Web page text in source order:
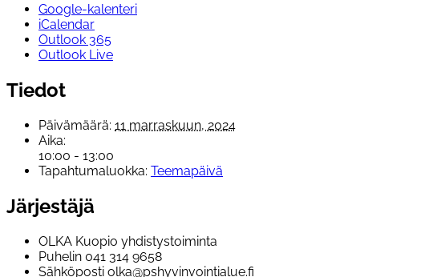
Google-kalenteri
iCalendar
Outlook 365
Outlook Live
Tiedot
Päivämäärä: 11 marraskuun, 2024
Aika:
10:00 - 13:00
Tapahtumaluokka: Teemapäivä
Järjestäjä
OLKA Kuopio yhdistystoiminta
Puhelin 041 314 9658
Sähköposti olka@pshyvinvointialue.fi